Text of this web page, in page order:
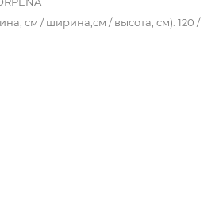
см / ширина,см / высота, см): 120 /